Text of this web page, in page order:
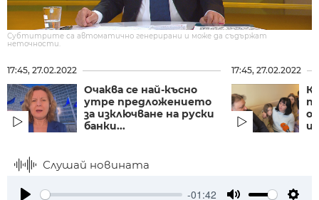
Субтитрите са автоматично генерирани и може да съдържат
неточности.
17:45, 27.02.2022
Очаква се най-късно
утре предложението
за изключване на руски
банки...
17:45, 27.02.2022
Слушай новината
-01:42